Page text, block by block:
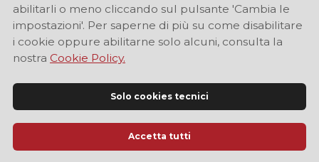
Sito Ufficiale di Informazione Turistica di Modena
abilitarli o meno cliccando sul pulsante 'Cambia le
impostazioni'. Per saperne di più su come disabilitare
i cookie oppure abilitarne solo alcuni, consulta la
nostra Cookie Policy.
Solo cookies tecnici
Accetta tutti